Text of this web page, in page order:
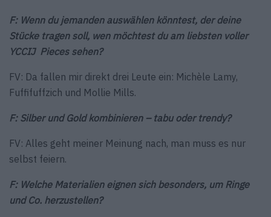
F: Wenn du jemanden auswählen könntest, der deine
Stücke tragen soll, wen möchtest du am liebsten voller
YCCIJ Pieces sehen?
FV: Da fallen mir direkt drei Leute ein: Michèle Lamy,
Fuffifuffzich und Mollie Mills.
F: Silber und Gold kombinieren – tabu oder trendy?
FV: Alles geht meiner Meinung nach, man muss es nur
selbst feiern.
F: Welche Materialien eignen sich besonders, um Ringe
und Co. herzustellen?